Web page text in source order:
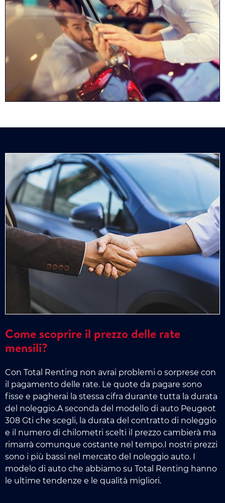
Come scoprire il prezzo delle rate
mensili?
Con Total Renting non avrai problemi o sorprese con
il pagamento delle rate. Le quote da pagare sono
fisse e pagherai la stessa cifra durante tutta la durata
del noleggio.A seconda del modello di auto Peugeot
308 Gti che scegli, la durata del contratto di noleggio
e il numero di chilometri scelti il prezzo cambierà ma
rimarrà comunque costante nel tempo.I nostri prezzi
sono i più bassi nel mercato del noleggio auto. I
modelo di auto che abbiamo su Total Renting hanno
le ultime tendenze e le qualità migliori.